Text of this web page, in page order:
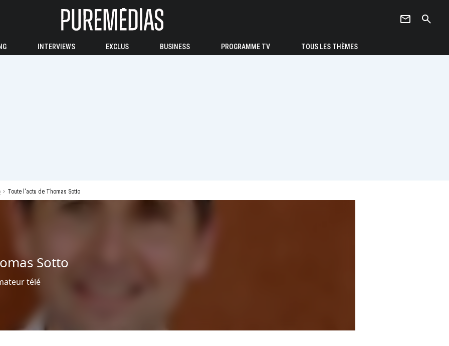
newsletter search
INTERVIEWS EXCLUS BUSINESS PROGRAMME TV TOUS LES THÈMES
Toute l'actu de Thomas Sotto
Sotto
télé